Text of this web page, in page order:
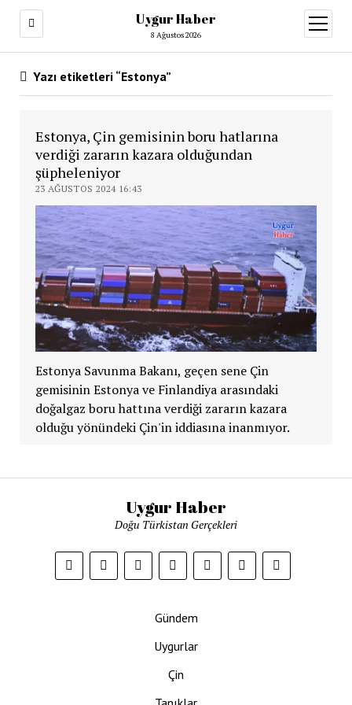
Uygur Haber
8 Ağustos 2026
aç
Yazı etiketleri “Estonya”
Estonya, Çin gemisinin boru hatlarına
verdiği zararın kazara olduğundan
şüpheleniyor
23 AĞUSTOS 2024 16:43
Estonya Savunma Bakanı, geçen sene Çin
gemisinin Estonya ve Finlandiya arasındaki
doğalgaz boru hattına verdiği zararın kazara
olduğu yönündeki Çin'in iddiasına inanmıyor.
Uygur Haber
Doğu Türkistan Gerçekleri
Gündem
Uygurlar
Çin